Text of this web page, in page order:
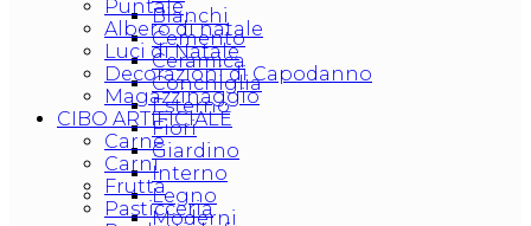
Bianchi
Cemento
Ceramica
Conchiglia
Esterno
Fiori
Giardino
Interno
Legno
Moderni
Puntale
Albero di natale
Luci di Natale
Decorazioni di Capodanno
Magazzinaggio
CIBO ARTIFICIALE
Carne
Carni
Frutta
Pasticceria